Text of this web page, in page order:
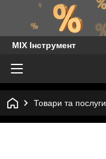
MIX Інструмент
Товари та послуги